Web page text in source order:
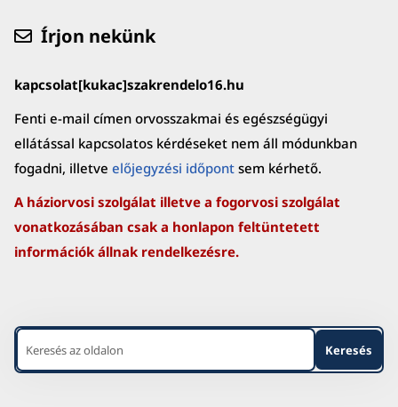
Írjon nekünk
kapcsolat[kukac]szakrendelo16.hu
Fenti e-mail címen orvosszakmai és egészségügyi
ellátással kapcsolatos kérdéseket nem áll módunkban
fogadni, illetve előjegyzési időpontsem kérhető.
A háziorvosi szolgálat illetve a fogorvosi szolgálat
vonatkozásában csak a honlapon feltüntetett
információk állnak rendelkezésre.